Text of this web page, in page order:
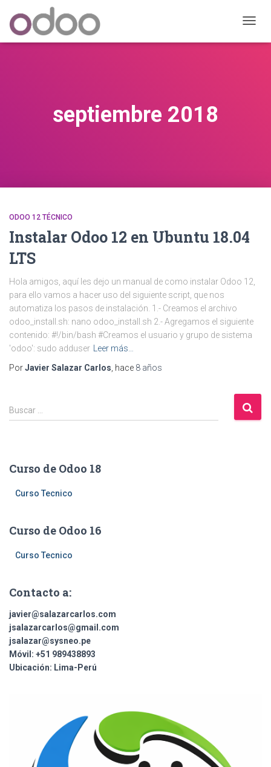
MODO
septiembre 2018
ODOO 12 TÉCNICO
Instalar Odoo 12 en Ubuntu 18.04
LTS
Hola amigos, aquí les dejo un manual de como instalar Odoo 12,
para ello vamos a hacer uso del siguiente script, que nos
automatiza los pasos de instalación. 1.- Creamos el archivo
odoo_install.sh: nano odoo_install.sh 2.- Agregamos el siguiente
contenido: #!/bin/bash #Creamos el usuario y grupo de sistema
'odoo': sudo adduser
Leer más…
PorJavier Salazar Carlos , hace 8 años
B
u
r
Buscar …
Curso de Odoo 18
Curso Tecnico
Curso de Odoo 16
Curso Tecnico
Contacto a:
javier@salazarcarlos.com
jsalazarcarlos@gmail.com
jsalazar@sysneo.pe
Móvil: +51 ​989438893
Ubicación: Lima-Perú